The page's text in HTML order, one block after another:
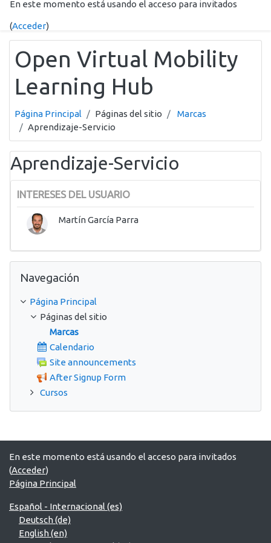
Salta al contenido principal
En este momento está usando el acceso para invitados
(Acceder)
Open Virtual Mobility
Learning Hub
Página Principal Páginas del sitio
Marcas
Aprendizaje-Servicio
Aprendizaje-Servicio
INTERESES DEL USUARIO
Martín García Parra
Navegación
Página Principal
Páginas del sitio
Marcas
Calendario
Site announcements
After Signup Form
Cursos
En este momento está usando el acceso para invitados
(Acceder)
Página Principal
Español - Internacional ‎(es)‎
Deutsch ‎(de)‎
English ‎(en)‎